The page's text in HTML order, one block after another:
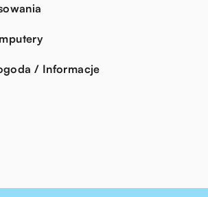
/ Informacje